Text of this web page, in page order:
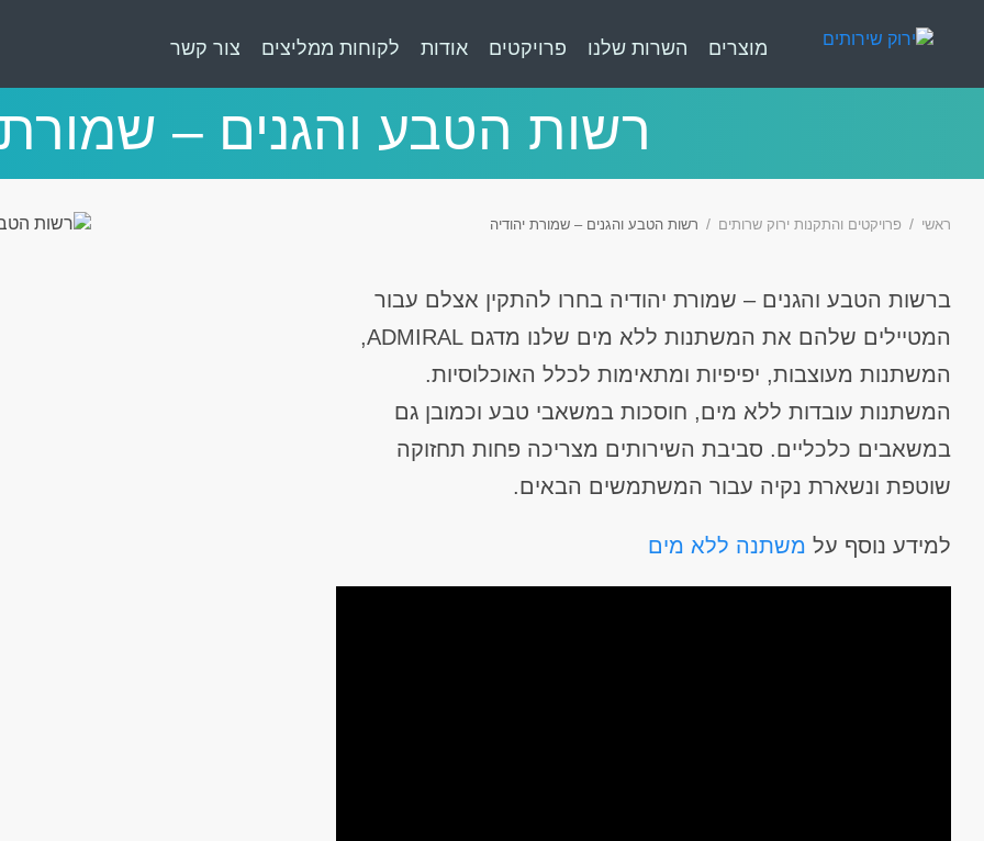
מוצרים השרות שלנו פרויקטים אודות לקוחות ממליצים צור קשר
רשות הטבע והגנים – שמורת
ראשי פרויקטים והתקנות ירוק שרותים רשות הטבע והגנים – שמורת יהודיה
ברשות הטבע והגנים – שמורת יהודיה בחרו להתקין אצלם עבור
המטיילים שלהם את המשתנות ללא מים שלנו מדגם ADMIRAL,
המשתנות מעוצבות, יפיפיות ומתאימות לכלל האוכלוסיות.
המשתנות עובדות ללא מים, חוסכות במשאבי טבע וכמובן גם
במשאבים כלכליים. סביבת השירותים מצריכה פחות תחזוקה
שוטפת ונשארת נקיה עבור המשתמשים הבאים.
למידע נוסף על משתנה ללא מים